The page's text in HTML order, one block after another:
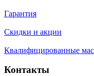
Гарантия
Скидки и акции
Квалифицированные
Контакты